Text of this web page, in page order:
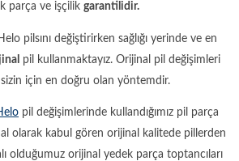
parça ve işçilik garantilidir.
pilsını değiştirirken sağlığı yerinde ve en
pil kullanmaktayız. Orijinal pil değişimleri
için en doğru olan yöntemdir.
pil değişimlerinde kullandığımız pil parça
olarak kabul gören orijinal kalitede pillerden
olduğumuz orijinal yedek parça toptancıları